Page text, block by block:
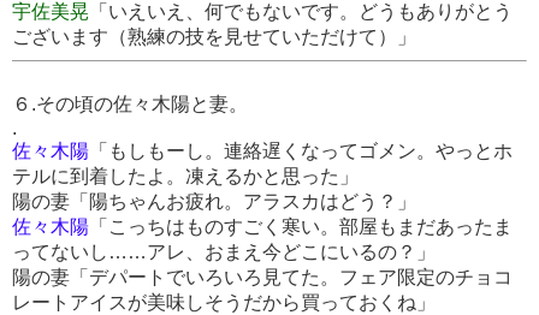
宇佐美晃 「いえいえ、何でもないです。どうもありがとう
ございます（熟練の技を見せていただけて）」
６.その頃の佐々木陽と妻。
.
佐々木陽 「もしもーし。連絡遅くなってゴメン。やっとホ
テルに到着したよ。凍えるかと思った」
陽の妻「陽ちゃんお疲れ。アラスカはどう？」
佐々木陽 「こっちはものすごく寒い。部屋もまだあったま
ってないし……アレ、おまえ今どこにいるの？」
陽の妻「デパートでいろいろ見てた。フェア限定のチョコ
レートアイスが美味しそうだから買っておくね」